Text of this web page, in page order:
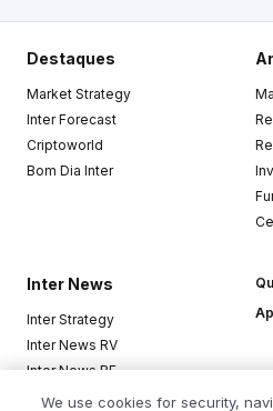
Destaques
Market Strategy
Inter Forecast
Criptoworld
Bom Dia Inter
Inter News
Inter Strategy
Inter News RV
Inter News RF
Top Funds
We use cookies for security,